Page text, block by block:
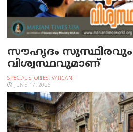
സൗഹൃദം സുസ്ഥിരവും
വിശ്വസ്ഥവുമാണ്
SPECIAL STORIES, VATICAN
JUNE 17, 2026